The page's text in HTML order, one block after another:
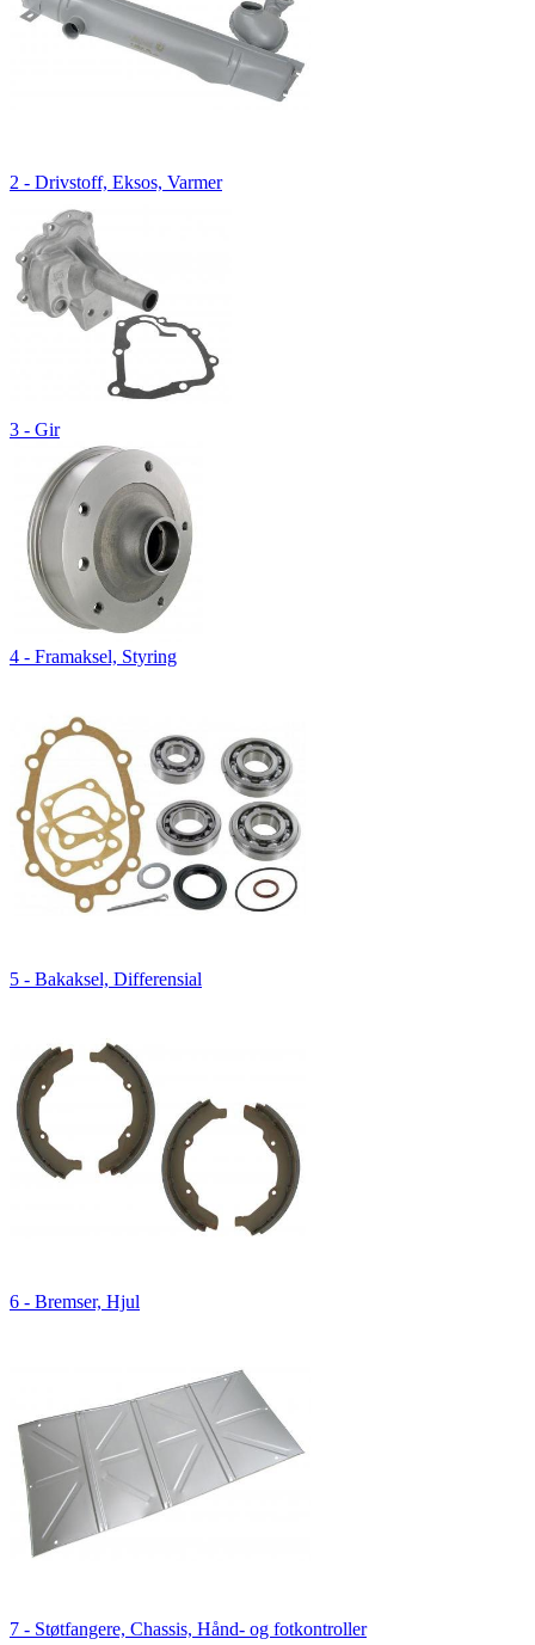
2 - Drivstoff, Eksos, Varmer
3 - Gir
4 - Framaksel, Styring
5 - Bakaksel, Differensial
6 - Bremser, Hjul
7 - Støtfangere, Chassis, Hånd- og fotkontroller